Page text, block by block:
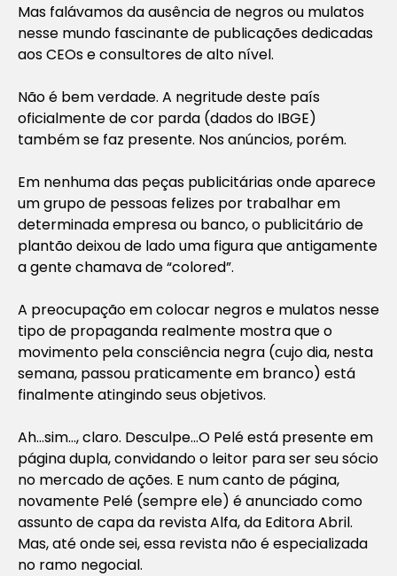
Mas falávamos da ausência de negros ou mulatos
nesse mundo fascinante de publicações dedicadas
aos CEOs e consultores de alto nível.
Não é bem verdade. A negritude deste país
oficialmente de cor parda (dados do IBGE)
também se faz presente. Nos anúncios, porém.
Em nenhuma das peças publicitárias onde aparece
um grupo de pessoas felizes por trabalhar em
determinada empresa ou banco, o publicitário de
plantão deixou de lado uma figura que antigamente
a gente chamava de “colored”.
A preocupação em colocar negros e mulatos nesse
tipo de propaganda realmente mostra que o
movimento pela consciência negra (cujo dia, nesta
semana, passou praticamente em branco) está
finalmente atingindo seus objetivos.
Ah…sim…, claro. Desculpe…O Pelé está presente em
página dupla, convidando o leitor para ser seu sócio
no mercado de ações. E num canto de página,
novamente Pelé (sempre ele) é anunciado como
assunto de capa da revista Alfa, da Editora Abril.
Mas, até onde sei, essa revista não é especializada
no ramo negocial.